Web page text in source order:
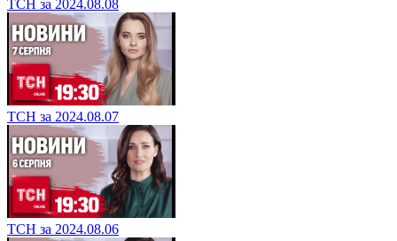
ТСН за 2024.08.08
ТСН за 2024.08.07
ТСН за 2024.08.06